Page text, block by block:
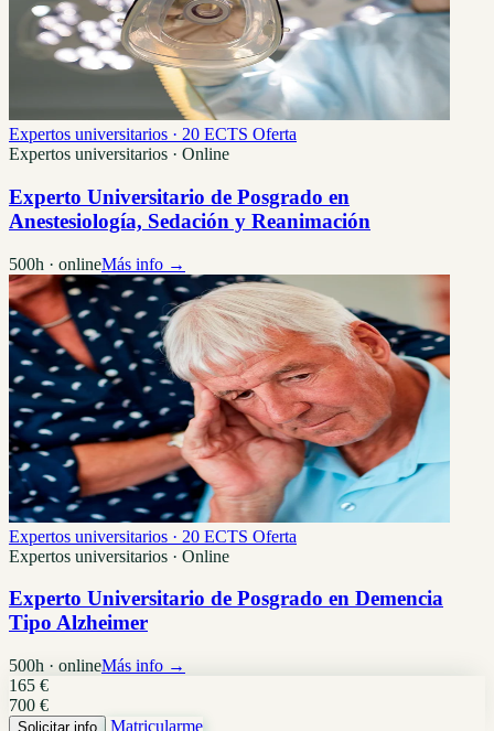
Expertos universitarios · 20 ECTS Oferta
Expertos universitarios · Online
Experto Universitario de Posgrado en
Anestesiología, Sedación y Reanimación
500h · onlineMás info →
Expertos universitarios · 20 ECTS Oferta
Expertos universitarios · Online
Experto Universitario de Posgrado en Demencia
Tipo Alzheimer
500h · onlineMás info →
165 €
700 €
Solicitar info Matricularme